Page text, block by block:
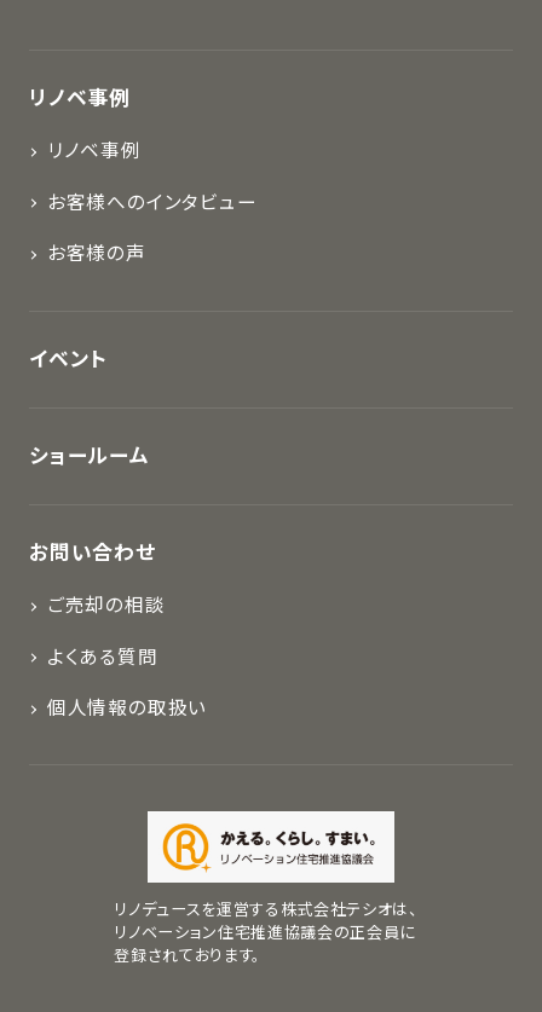
リノベ事例
リノベ事例
お客様へのインタビュー
お客様の声
イベント
ショールーム
お問い合わせ
ご売却の相談
よくある質問
個人情報の取扱い
リノデュースを運営する株式会社テシオは、
リノベーション住宅推進協議会の正会員に
登録されております。